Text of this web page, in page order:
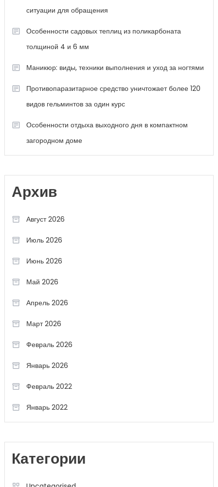
ситуации для обращения
Особенности садовых теплиц из поликарбоната
толщиной 4 и 6 мм
Маникюр: виды, техники выполнения и уход за ногтями
Противопаразитарное средство уничтожает более 120
видов гельминтов за один курс
Особенности отдыха выходного дня в компактном
загородном доме
Архив
Август 2026
Июль 2026
Июнь 2026
Май 2026
Апрель 2026
Март 2026
Февраль 2026
Январь 2026
Февраль 2022
Январь 2022
Категории